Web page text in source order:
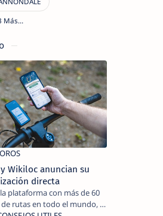
y Wikiloc anuncian su
directa
plataforma con más de 60
rutas en todo el mundo, y